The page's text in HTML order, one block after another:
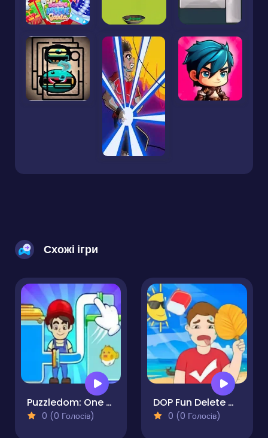
Схожі ігри
Puzzledom: One Line
0 (0 Голосів)
DOP Fun Delete One Part
0 (0 Голосів)